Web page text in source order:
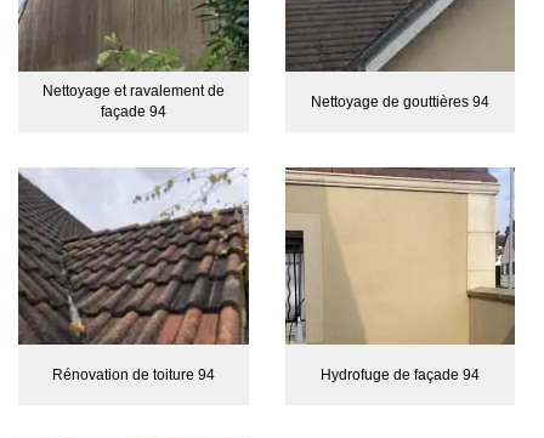
Nettoyage et ravalement de
façade 94
Nettoyage de gouttières 94
Rénovation de toiture 94 Hydrofuge de façade 94